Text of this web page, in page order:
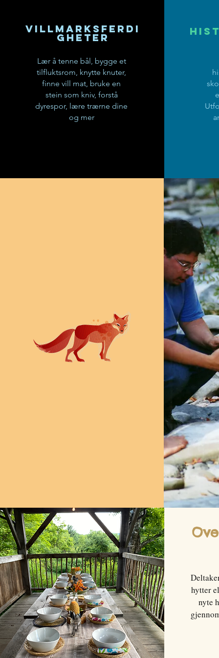
Villmarksferdi
gheter
Lær å tenne bål, bygge et
tilfluktsrom, knytte knuter,
finne vill mat, bruke en
stein som kniv, forstå
dyrespor, lære trærne dine
og mer
hytter
nyte